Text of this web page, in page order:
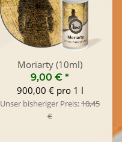
Moriarty (10ml)
9,00 € *
900,00 € pro 1 l
Unser bisheriger Preis:10,45
€